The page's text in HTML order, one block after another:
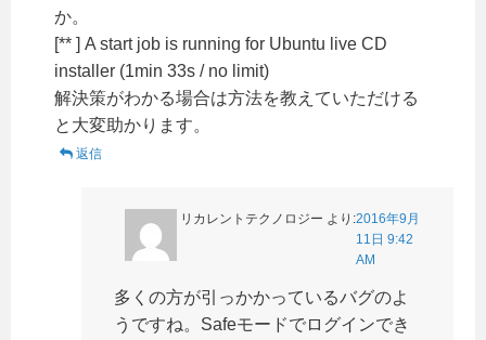
か。
[** ] A start job is running for Ubuntu live CD
installer (1min 33s / no limit)
解決策がわかる場合は方法を教えていただける
と大変助かります。
返信
リカレントテクノロジー より:2016年9月
11日 9:42
AM
多くの方が引っかかっているバグのよ
うですね。Safeモードでログインでき